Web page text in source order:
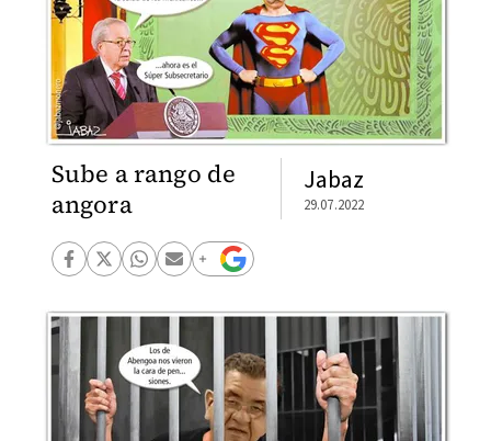
Sube a rango de
angora
Jabaz
29.07.2022